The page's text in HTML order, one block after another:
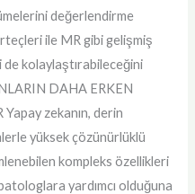
değerlendirme
ile MR gibi gelişmiş
kolaylaştırabileceğini
DAHA ERKEN
zekanın, derin
yüksek çözünürlüklü
kompleks özellikleri
yardımcı olduğuna